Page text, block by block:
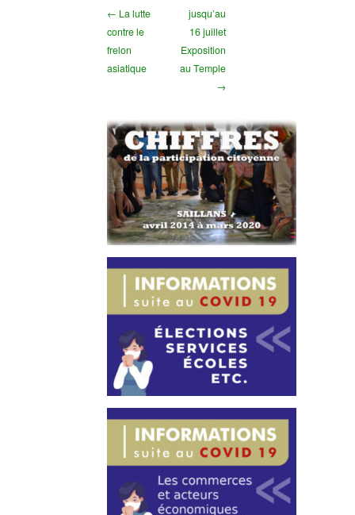
← La lutte
contre le
frelon
asiatique
jusqu’au
16 juillet
Exposition
au Temple
→